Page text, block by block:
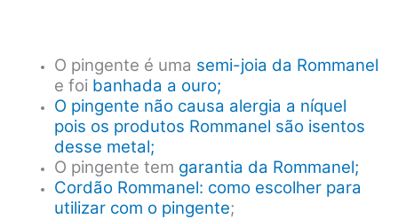
O pingente é uma semi-joia da Rommanel
e foi banhada a ouro;
O pingente não causa alergia a níquel
pois os produtos Rommanel são isentos
desse metal;
O pingente tem garantia da Rommanel;
Cordão Rommanel: como escolher para
utilizar com o pingente;